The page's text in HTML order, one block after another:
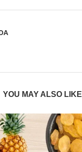
YOU MAY ALSO LIKE